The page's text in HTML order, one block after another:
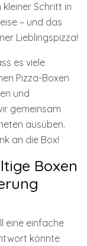
kleiner Schritt in
– und das
Lieblingspizza!
es viele
Pizza-Boxen
und
gemeinsam
ausüben.
an die Box!
Boxen
eine einfache
könnte